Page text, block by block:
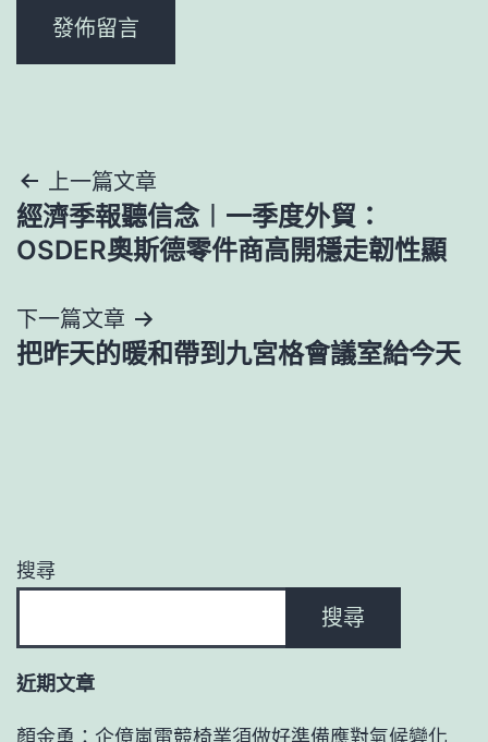
文
章
覽
上一篇文章
經濟季報聽信念︱一季度外貿：
OSDER奧斯德零件商高開穩走韌性顯
下一篇文章
把昨天的暖和帶到九宮格會議室給今天
搜尋
搜尋
近期文章